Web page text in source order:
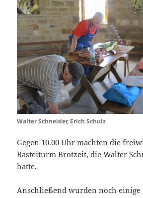
Walter Schneider, Erich Schulz
Gegen 10.00 Uhr machten die
Basteiturm Brotzeit, die Walter
hatte.
Anschließend wurden noch einige